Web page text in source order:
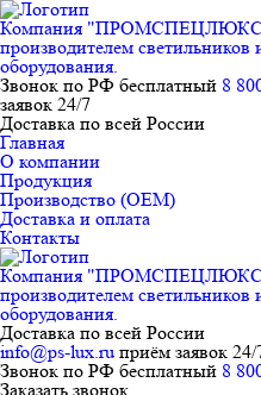
Компания "ПРОМСПЕЦЛЮКС"
производителем светильников
оборудования.
Звонок по РФ бесплатный 8
заявок 24/7
Доставка по всей России
Главная
О компании
Продукция
Производство (ОЕМ)
Доставка и оплата
Контакты
Компания "ПРОМСПЕЦЛЮКС"
производителем светильников
оборудования.
Доставка по всей России
info@ps-lux.ru приём заявок 24/
Звонок по РФ бесплатный 8
Заказать звонок